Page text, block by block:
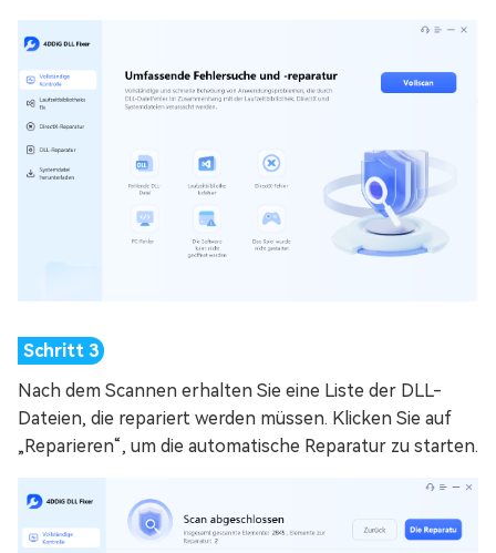
Nach dem Scannen erhalten Sie eine Liste der DLL-
Dateien, die repariert werden müssen. Klicken Sie auf
„Reparieren“, um die automatische Reparatur zu starten.